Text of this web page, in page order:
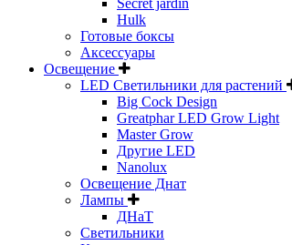
Secret jardin
Hulk
Готовые боксы
Аксессуары
Освещение
LED Светильники для растений
Big Cock Design
Greatphar LED Grow Light
Master Grow
Другие LED
Nanolux
Освещение Днат
Лампы
ДНаТ
Светильники